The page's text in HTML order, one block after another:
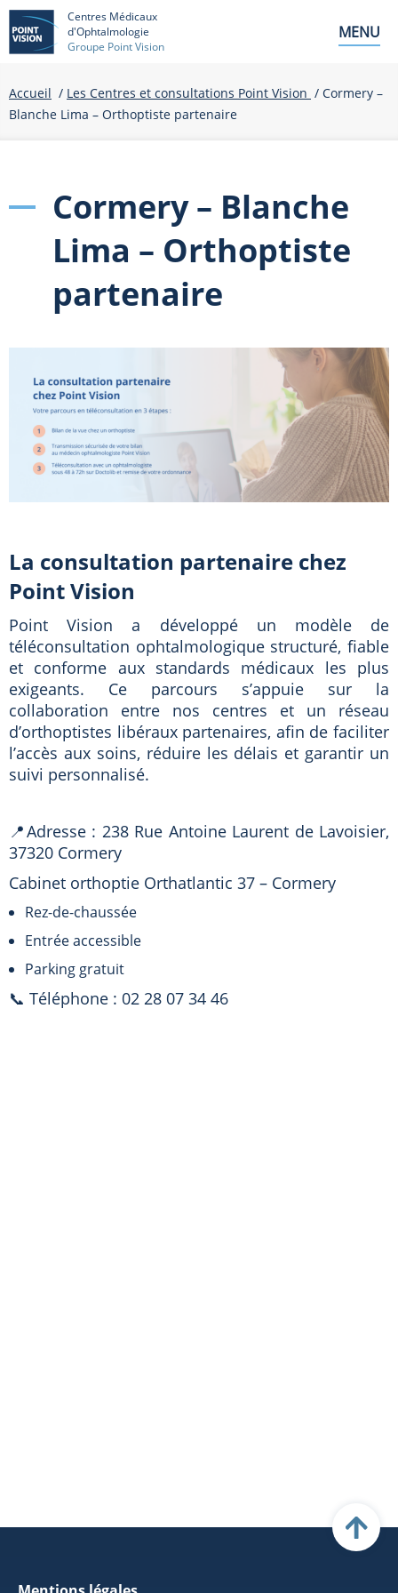
Centres Médicaux
d'Ophtalmologie
Groupe Point Vision
MENU
Accueil / Les Centres et consultations Point Vision / Cormery –
Blanche Lima – Orthoptiste partenaire
Cormery – Blanche
Lima – Orthoptiste
partenaire
La consultation partenaire chez
Point Vision
Point Vision a développé un modèle de
téléconsultation ophtalmologique structuré, fiable
et conforme aux standards médicaux les plus
exigeants. Ce parcours s’appuie sur la
collaboration entre nos centres et un réseau
d’orthoptistes libéraux partenaires, afin de faciliter
l’accès aux soins, réduire les délais et garantir un
suivi personnalisé.
📍Adresse : 238 Rue Antoine Laurent de Lavoisier,
37320 Cormery
Cabinet orthoptie Orthatlantic 37 – Cormery
Rez-de-chaussée
Entrée accessible
Parking gratuit
📞 Téléphone : 02 28 07 34 46